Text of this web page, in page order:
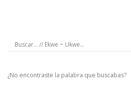
¿No encontraste la palabra que buscabas?